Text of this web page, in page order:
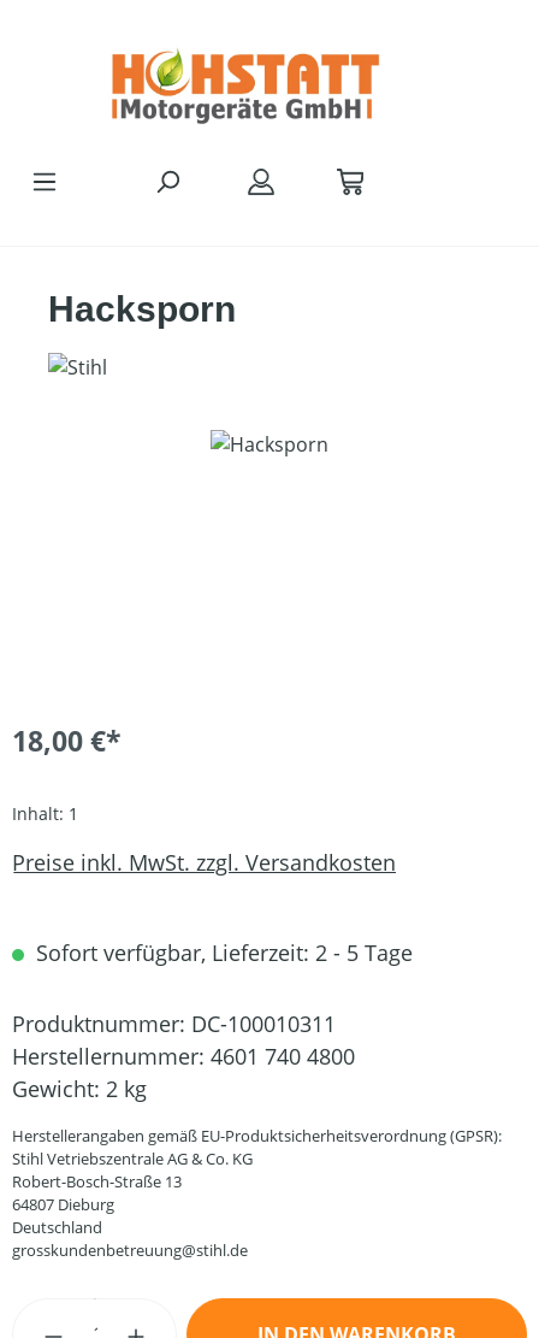
Hacksporn
Bildergalerie überspringen
18,00 €*
Inhalt: 1
Preise inkl. MwSt. zzgl. Versandkosten
Sofort verfügbar, Lieferzeit: 2 - 5 Tage
Produktnummer: DC-100010311
Herstellernummer: 4601 740 4800
Gewicht: 2 kg
Herstellerangaben gemäß EU-Produktsicherheitsverordnung (GPSR):
Stihl Vetriebszentrale AG & Co. KG
Robert-Bosch-Straße 13
64807 Dieburg
Deutschland
grosskundenbetreuung@stihl.de
Produkt Anzahl: Gib den gewünschten